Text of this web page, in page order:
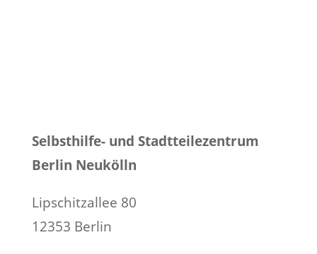
Selbsthilfe- und Stadtteilezentrum
Berlin Neukölln
Lipschitzallee 80
12353 Berlin